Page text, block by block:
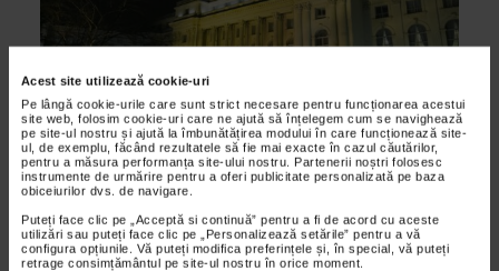
Acest site utilizează cookie-uri
Pe lângă cookie-urile care sunt strict necesare pentru funcționarea acestui
site web, folosim cookie-uri care ne ajută să înțelegem cum se navighează
pe site-ul nostru și ajută la îmbunătățirea modului în care funcționează site-
ul, de exemplu, făcând rezultatele să fie mai exacte în cazul căutărilor,
pentru a măsura performanța site-ului nostru. Partenerii noștri folosesc
instrumente de urmărire pentru a oferi publicitate personalizată pe baza
obiceiurilor dvs. de navigare.
Puteți face clic pe „Acceptă si continuă” pentru a fi de acord cu aceste
utilizări sau puteți face clic pe „Personalizează setările” pentru a vă
configura opțiunile. Vă puteți modifica preferințele și, în special, vă puteți
retrage consimțământul pe site-ul nostru în orice moment.
ARTELE SPECTACOLULUI
Concert extraodinar la Muzeul National
de Arta al Romaniei
29/11/2016